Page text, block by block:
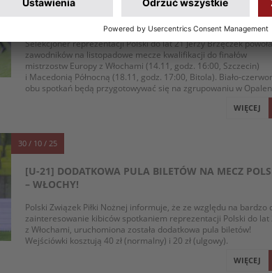
[U-21] POWOŁANIA NA MECZE Z WŁOCHAMI I
MACEDONIĄ PÓŁNOCNĄ
Selekcjoner reprezentacji Polski do lat 21 Jerzy Brzęczek
zawodników na listopadowe mecze kwalifikacji do finałów
mistrzostw Europy z Włochami (14.11, godz. 16:00, Szczecin)
i Macedonią Północną (18.11, godz. 17:00, Bitola). Biało-
obu spotkań będą przygotowywać się na zgrupowaniu w
WIĘCEJ
30 / 10 / 25
[U-21] DODATKOWA PULA BILETÓW NA MECZ
– WŁOCHY!
Polski Związek Piłki Nożnej informuje, że ze względu na bardzo
zainteresowanie kibiców spotkaniem reprezentacji Polski do lat
z Włochami, uruchomiona została dodatkowa pula biletów!
Wejściówki kosztują 40 zł (normalny) i 20 zł (ulgowy).
WIĘCEJ